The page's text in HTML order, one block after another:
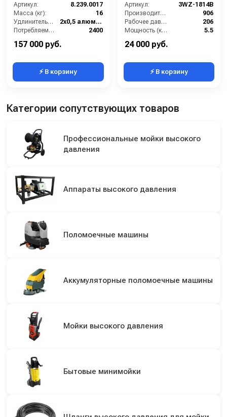
Артикул:
8.239.0017
Масса (кг):
16
Удлинительные трубки (м):
2х0,5 алюминий
Потребляемая мощность (Вт):
2400
157 000 руб.
⚡ В корзину
Артикул:
3WZ-1814В
Производительность (л/ч):
906
Рабочее давление (бар):
206
Мощность (кВт):
5.5
24 000 руб.
⚡ В корзину
Категории сопутствующих товаров
Профессиональные мойки высокого
давления
Аппараты высокого давления
Поломоечные машины
Аккумуляторные поломоечные машины
Мойки высокого давления
Бытовые минимойки